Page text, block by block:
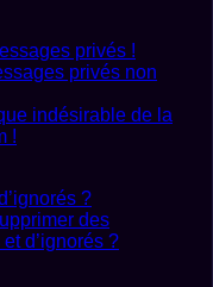
privés !
privés non
indésirable de la
!
?
des
d’ignorés ?